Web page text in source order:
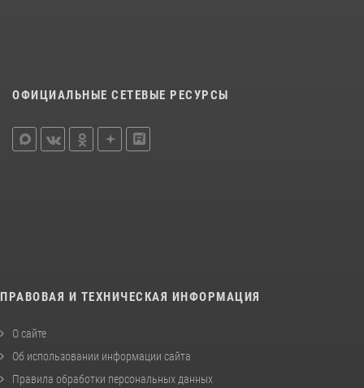
ОФИЦИАЛЬНЫЕ СЕТЕВЫЕ РЕСУРСЫ
ПРАВОВАЯ И ТЕХНИЧЕСКАЯ ИНФОРМАЦИЯ
О сайте
Об использовании информации сайта
Правила обработки персональных данных